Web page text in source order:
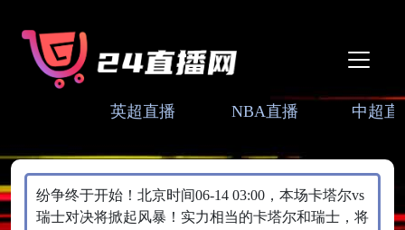
英超直播 NBA直播 中超直
纷争终于开始！北京时间06-14 03:00，本场卡塔尔vs
瑞士对决将掀起风暴！实力相当的卡塔尔和瑞士，将